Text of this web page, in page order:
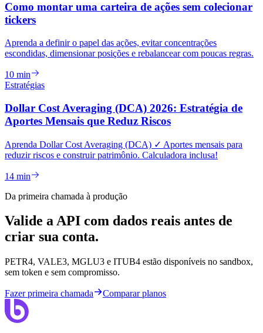
Como montar uma carteira de ações sem colecionar
tickers
Aprenda a definir o papel das ações, evitar concentrações
escondidas, dimensionar posições e rebalancear com poucas regras.
10 min
Estratégias
Dollar Cost Averaging (DCA) 2026: Estratégia de
Aportes Mensais que Reduz Riscos
Aprenda Dollar Cost Averaging (DCA) ✓ Aportes mensais para
reduzir riscos e construir patrimônio. Calculadora inclusa!
14 min
Da primeira chamada à produção
Valide a API com dados reais antes de
criar sua conta.
PETR4, VALE3, MGLU3 e ITUB4 estão disponíveis no sandbox,
sem token e sem compromisso.
Fazer primeira chamada Comparar planos